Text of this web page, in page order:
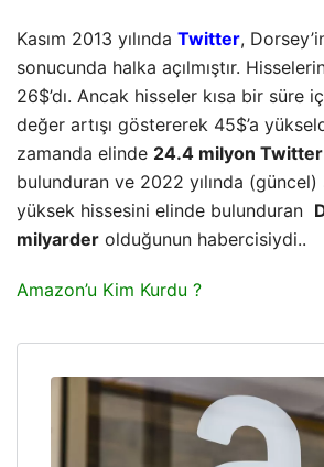
Kasım 2013 yılında Twitter,
sonucunda halka açılmıştır.
26$’dı. Ancak hisseler kısa bir süre
değer artışı göstererek 45$’a
zamanda elinde 24.4 milyon
bulunduran ve 2022 yılında
yüksek hissesini elinde bulunduran
milyarder olduğunun habercisiydi..
Amazon’u Kim Kurdu ?